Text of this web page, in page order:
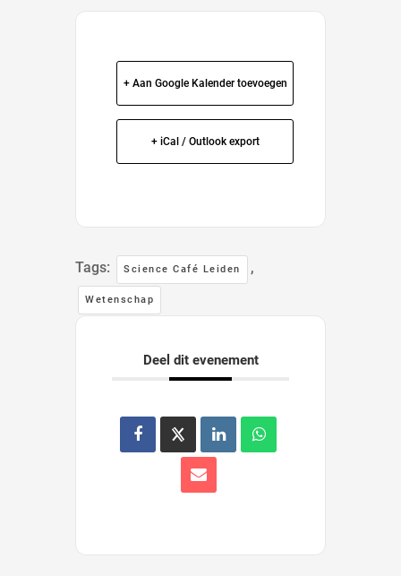
+ Aan Google Kalender toevoegen
+ iCal / Outlook export
Tags: Science Café Leiden ,
Wetenschap
Deel dit evenement